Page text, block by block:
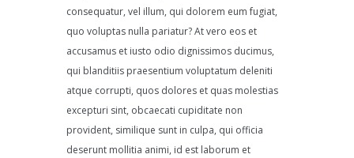
consequatur, vel illum, qui dolorem eum fugiat,
quo voluptas nulla pariatur? At vero eos et
accusamus et iusto odio dignissimos ducimus,
qui blanditiis praesentium voluptatum deleniti
atque corrupti, quos dolores et quas molestias
excepturi sint, obcaecati cupiditate non
provident, similique sunt in culpa, qui officia
deserunt mollitia animi, id est laborum et